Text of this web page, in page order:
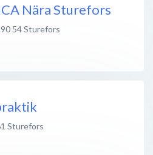
Nära Sturefors
54Sturefors
Sturefors